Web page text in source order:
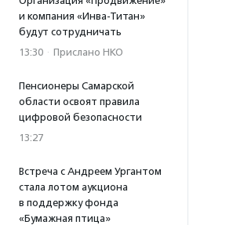
и компания «Инва-Титан»
будут сотрудничать
13:30 · Прислано НКО
Пенсионеры Самарской
области освоят правила
цифровой безопасности
13:27
Встреча с Андреем Ургантом
стала лотом аукциона
в поддержку фонда
«Бумажная птица»